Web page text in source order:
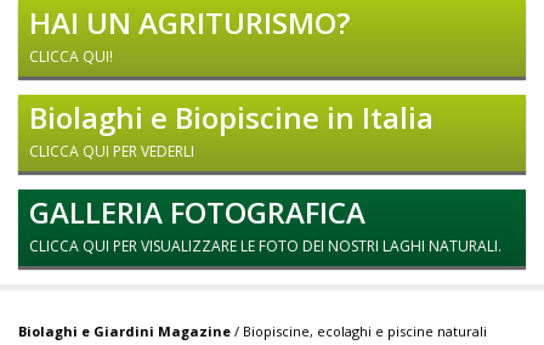
HAI UN AGRITURISMO?
CLICCA QUI!
Biolaghi e Biopiscine in Italia
CLICCA QUI PER VEDERLI
GALLERIA FOTOGRAFICA
CLICCA QUI PER VISUALIZZARE LE FOTO DEI NOSTRI LAGHI NATURALI.
Biolaghi e Giardini Magazine / Biopiscine, ecolaghi e piscine naturali